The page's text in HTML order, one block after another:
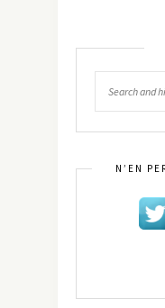
N’EN